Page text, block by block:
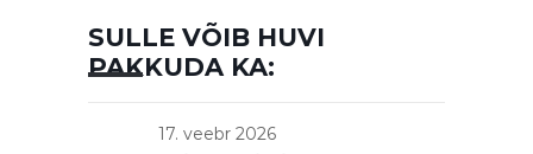
SULLE VÕIB HUVI
PAKKUDA KA:
17. veebr 2026